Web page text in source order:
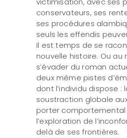
conservateurs, ses
ses procédures
seuls les effendis
Il est temps de se
nouvelle histoire. Ou au
s’évader du roman
deux même pistes
dont l’individu dispose :
soustraction globale
porter
l’exploration de
delà de ses frontières.